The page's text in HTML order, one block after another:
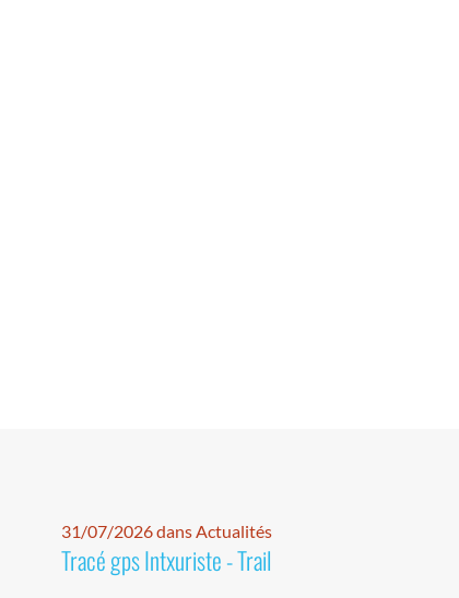
31/07/2026 dans Actualités
Tracé gps Intxuriste - Trail